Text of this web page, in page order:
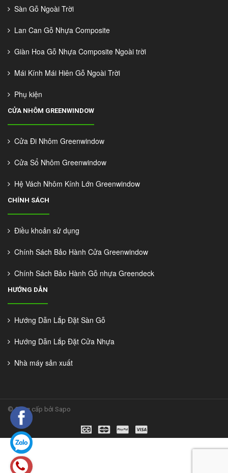
Sàn Gỗ Ngoài Trời
Lan Can Gỗ Nhựa Composite
Giàn Hoa Gỗ Nhựa Composite Ngoài trời
Mái Kính Mái Hiên Gỗ Ngoài Trời
Phụ kiện
CỬA NHÔM GREENWINDOW
Cửa Đi Nhôm Greenwindow
Cửa Sổ Nhôm Greenwindow
Hệ Vách Nhôm Kính Lớn Greenwindow
CHÍNH SÁCH
Điều khoản sử dụng
Chính Sách Bảo Hành Cửa Greenwindow
Chính Sách Bảo Hành Gỗ nhựa Greendeck
HƯỚNG DẪN
Hướng Dẫn Lắp Đặt Sàn Gỗ
Hướng Dẫn Lắp Đặt Cửa Nhựa
Nhà máy sản xuất
©Cung cấp bởi Sapo